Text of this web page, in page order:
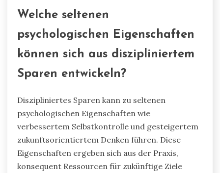
Welche seltenen
psychologischen Eigenschaften
können sich aus diszipliniertem
Sparen entwickeln?
Diszipliniertes Sparen kann zu seltenen
psychologischen Eigenschaften wie
verbessertem Selbstkontrolle und gesteigertem
zukunftsorientiertem Denken führen. Diese
Eigenschaften ergeben sich aus der Praxis,
konsequent Ressourcen für zukünftige Ziele